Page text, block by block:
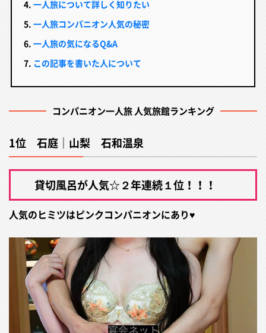
一人旅について詳しく知りたい
一人旅コンパニオン人気の秘密
一人旅の気になるQ&A
この記事を書いた人について
コンパニオン一人旅 人気旅館ランキング
1位 石庭｜山梨 石和温泉
貸切風呂が人気☆２年連続１位！！！
人気のヒミツはピンクコンパニオンにあり♥